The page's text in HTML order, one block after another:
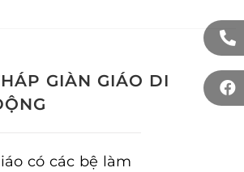
GIÀN GIÁO DI
có các bệ làm